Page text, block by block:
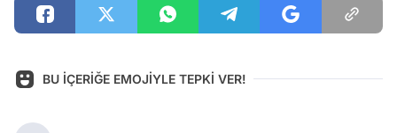
BU İÇERİĞE EMOJİYLE TEPKİ VER!